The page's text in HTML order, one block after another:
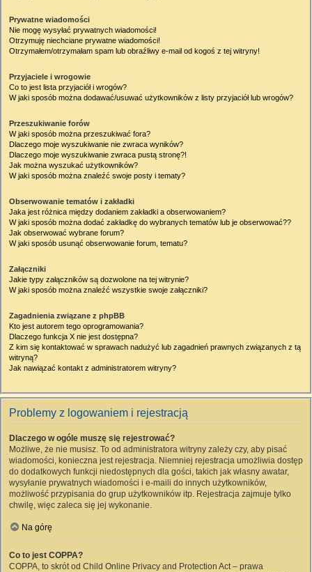
Prywatne wiadomości
Nie mogę wysyłać prywatnych wiadomości!
Otrzymuję niechciane prywatne wiadomości!
Otrzymałem/otrzymałam spam lub obraźliwy e-mail od kogoś z tej witryny!
Przyjaciele i wrogowie
Co to jest lista przyjaciół i wrogów?
W jaki sposób można dodawać/usuwać użytkowników z listy przyjaciół lub wrogów?
Przeszukiwanie forów
W jaki sposób można przeszukiwać fora?
Dlaczego moje wyszukiwanie nie zwraca wyników?
Dlaczego moje wyszukiwanie zwraca pustą stronę?!
Jak można wyszukać użytkowników?
W jaki sposób można znaleźć swoje posty i tematy?
Obserwowanie tematów i zakładki
Jaka jest różnica między dodaniem zakładki a obserwowaniem?
W jaki sposób można dodać zakładkę do wybranych tematów lub je obserwować??
Jak obserwować wybrane forum?
W jaki sposób usunąć obserwowanie forum, tematu?
Załączniki
Jakie typy załączników są dozwolone na tej witrynie?
W jaki sposób można znaleźć wszystkie swoje załączniki?
Zagadnienia związane z phpBB
Kto jest autorem tego oprogramowania?
Dlaczego funkcja X nie jest dostępna?
Z kim się kontaktować w sprawach nadużyć lub zagadnień prawnych związanych z tą
witryną?
Jak nawiązać kontakt z administratorem witryny?
Problemy z logowaniem i rejestracją
Dlaczego w ogóle muszę się rejestrować?
Możliwe, że nie musisz. To od administratora witryny zależy czy, aby pisać
wiadomości, konieczna jest rejestracja. Niemniej rejestracja umożliwia dostęp
do dodatkowych funkcji niedostępnych dla gości, takich jak własny awatar,
wysyłanie prywatnych wiadomości i e-maili do innych użytkowników,
możliwość przypisania do grup użytkowników itp. Rejestracja zajmuje tylko
chwilę, więc zaleca się jej wykonanie.
Na górę
Co to jest COPPA?
COPPA, to skrót od Child Online Privacy and Protection Act – prawa